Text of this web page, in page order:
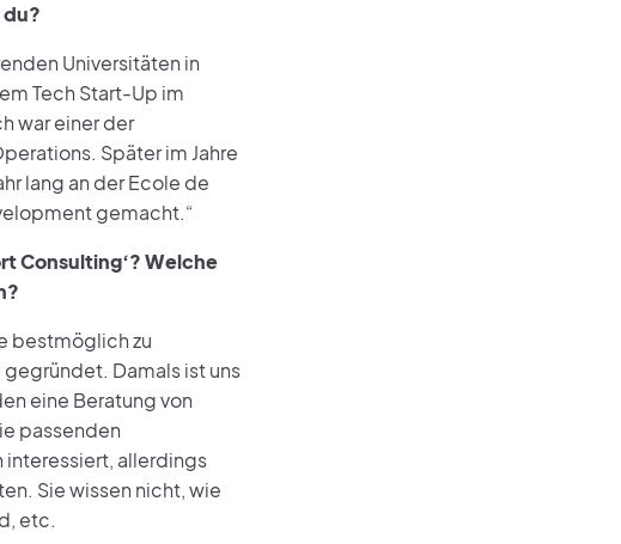
Universitäten in
Tech Start-Up im
war einer der
Später im Jahre
lang an der Ecole de
gemacht.“
Consulting‘? Welche
bestmöglich zu
Damals ist uns
eine Beratung von
passenden
allerdings
Sie wissen nicht, wie
etc.